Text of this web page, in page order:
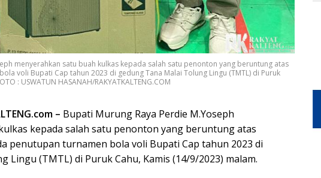
menyerahkan satu buah kulkas kepada salah satu penonton yang beruntung atas
voli Bupati Cap tahun 2023 di gedung Tana Malai Tolung Lingu (TMTL) di Puruk
: USWATUN HASANAH/RAKYATKALTENG.COM
– Bupati Murung Raya Perdie M.Yoseph
kepada salah satu penonton yang beruntung atas
penutupan turnamen bola voli Bupati Cap tahun 2023 di
Lingu (TMTL) di Puruk Cahu, Kamis (14/9/2023) malam.